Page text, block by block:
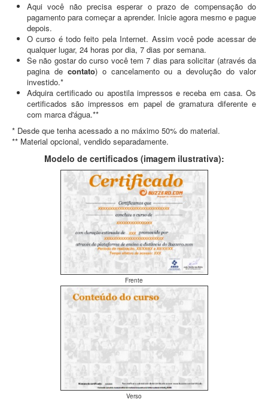
Aqui você não precisa esperar o prazo de compensação do
pagamento para começar a aprender. Inicie agora mesmo e pague
depois.
O curso é todo feito pela Internet. Assim você pode acessar de
qualquer lugar, 24 horas por dia, 7 dias por semana.
Se não gostar do curso você tem 7 dias para solicitar (através da
pagina de contato) o cancelamento ou a devolução do valor
investido.*
Adquira certificado ou apostila impressos e receba em casa. Os
certificados são impressos em papel de gramatura diferente e
com marca d'água.**
* Desde que tenha acessado a no máximo 50% do material.
** Material opcional, vendido separadamente.
Modelo de certificados (imagem ilustrativa):
Frente
Verso